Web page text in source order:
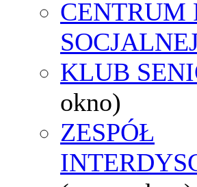
CENTRUM
KLUB
okno)
ZESPÓŁ